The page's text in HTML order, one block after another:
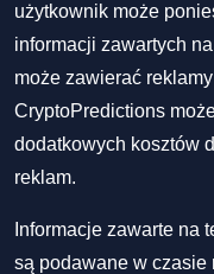
użytkownik może
informacji zawartych
może zawierać
CryptoPredictions
dodatkowych kosztów
reklam.
Informacje zawarte na
są podawane w czasie